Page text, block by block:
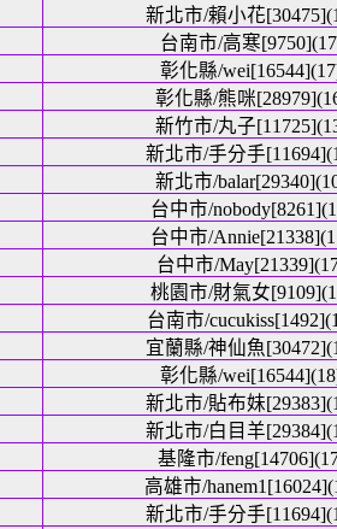
新北市/賴小花
台南市/高寒
彰化縣/
彰化縣/熊咪
新竹市/丸子
新北市/手分手
新北市/
台中市/
台中市/
台中市/
桃園市/財氣女
台南市/
宜蘭縣/神仙魚
彰化縣/
新北市/貼布妹
新北市/白目羊
基隆市/
高雄市/
新北市/手分手